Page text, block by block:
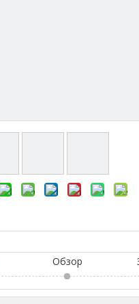
части для инженерных
грузовиков
Обзор